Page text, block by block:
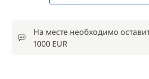
Аренда велосипедов - взрослые
На месте необходимо
1000 EUR